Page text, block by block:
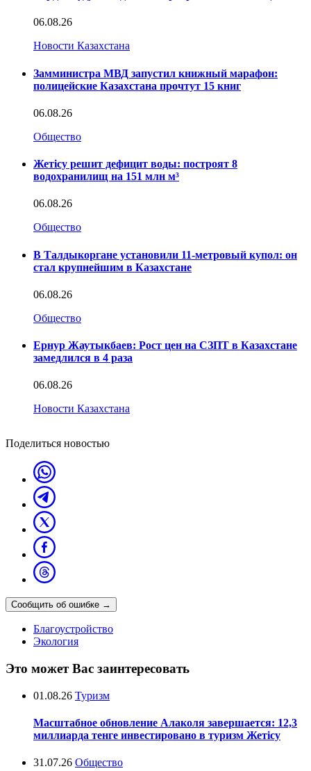
06.08.26
Новости Казахстана
Замминистра МВД запустил книжный марафон:
полицейские Казахстана прочтут 15 книг
06.08.26
Общество
Жетісу решит дефицит воды: построят 8
водохранилищ на 151 млн м³
06.08.26
Общество
В Талдыкоргане установили 11-метровый купол: он
стал крупнейшим в Казахстане
06.08.26
Общество
Ернур Жаутыкбаев: Рост цен на СЗПТ в Казахстане
замедлился в 4 раза
06.08.26
Новости Казахстана
Поделиться новостью
Сообщить об ошибке →
Благоустройство
Экология
Это может Вас заинтересовать
01.08.26 Туризм
Масштабное обновление Алаколя завершается: 12,3
миллиарда тенге инвестировано в туризм Жетісу
31.07.26 Общество